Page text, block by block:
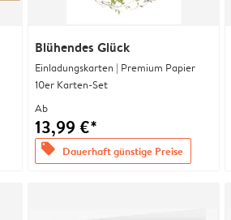
Blühendes Glück
Einladungskarten | Premium Papier
10er Karten-Set
Ab
13,99 €*
offers Dauerhaft günstige Preise